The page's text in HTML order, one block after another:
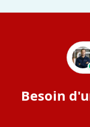
Besoin